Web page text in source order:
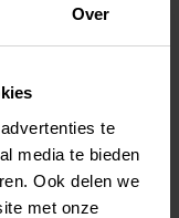
Over
te
media te bieden
Ook delen we
met onze
en locatie.
te zien, wat uren
en laten
heen-en-weer
maken
reistijd weg te